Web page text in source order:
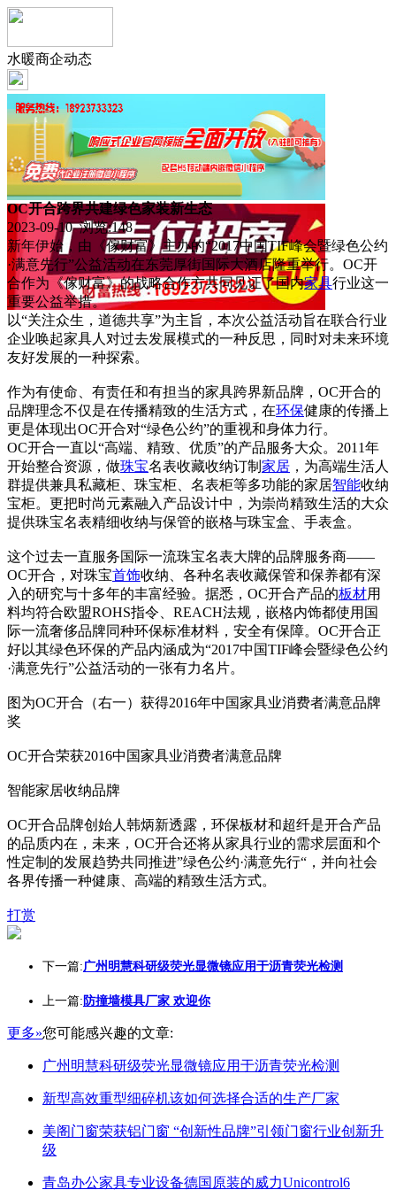
水暖商企动态
OC开合跨界共建绿色家装新生态
2023-09-10 浏览:148
新年伊始，由《傢财富》主办的“2017中国TIF峰会暨绿色公约
·满意先行”公益活动在东莞厚街国际大酒店隆重举行。OC开
合作为《傢财富》的战略合作方共同见证了国内家具行业这一
重要公益举措。
以“关注众生，道德共享”为主旨，本次公益活动旨在联合行业
企业唤起家具人对过去发展模式的一种反思，同时对未来环境
友好发展的一种探索。
作为有使命、有责任和有担当的家具跨界新品牌，OC开合的
品牌理念不仅是在传播精致的生活方式，在环保健康的传播上
更是体现出OC开合对“绿色公约”的重视和身体力行。
OC开合一直以“高端、精致、优质”的产品服务大众。2011年
开始整合资源，做珠宝名表收藏收纳订制 家居 ，为高端生活人
群提供兼具私藏柜、珠宝柜、名表柜等多功能的家居智能收纳
宝柜。更把时尚元素融入产品设计中，为崇尚精致生活的大众
提供珠宝名表精细收纳与保管的嵌格与珠宝盒、手表盒。
这个过去一直服务国际一流珠宝名表大牌的品牌服务商——
OC开合，对珠宝首饰收纳、各种名表收藏保管和保养都有深
入的研究与十多年的丰富经验。据悉，OC开合产品的板材用
料均符合欧盟ROHS指令、REACH法规，嵌格内饰都使用国
际一流奢侈品牌同种环保标准材料，安全有保障。OC开合正
好以其绿色环保的产品内涵成为“2017中国TIF峰会暨绿色公约
·满意先行”公益活动的一张有力名片。
图为OC开合（右一）获得2016年中国家具业消费者满意品牌
奖
OC开合荣获2016中国家具业消费者满意品牌
智能家居收纳品牌
OC开合品牌创始人韩炳新透露，环保板材和超纤是开合产品
的品质内在，未来，OC开合还将从家具行业的需求层面和个
性定制的发展趋势共同推进”绿色公约·满意先行“，并向社会
各界传播一种健康、高端的精致生活方式。
打赏
下一篇:广州明慧科研级荧光显微镜应用于沥青荧光检测
上一篇: 防撞墙模具厂家 欢迎你
更多»您可能感兴趣的文章:
广州明慧科研级荧光显微镜应用于沥青荧光检测
新型高效重型细碎机该如何选择合适的生产厂家
美阁门窗荣获铝门窗 “创新性品牌”引领门窗行业创新升
级
青岛办公家具专业设备德国原装的威力Unicontrol6